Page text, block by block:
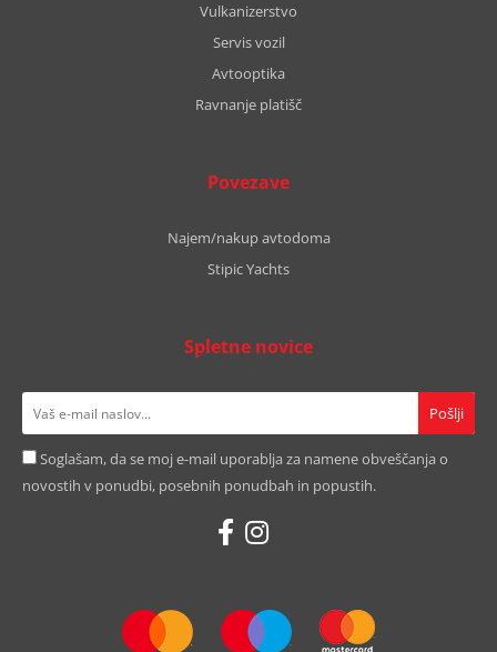
Vulkanizerstvo
Servis vozil
Avtooptika
Ravnanje platišč
Povezave
Najem/nakup avtodoma
Stipic Yachts
Spletne novice
Soglašam, da se moj e-mail uporablja za namene obveščanja o
novostih v ponudbi, posebnih ponudbah in popustih.